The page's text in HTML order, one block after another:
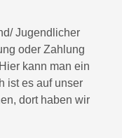
Jugendlicher
oder Zahlung
kann man ein
ist es auf unser
dort haben wir